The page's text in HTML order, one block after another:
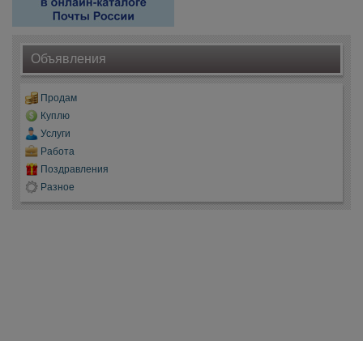
Объявления
Продам
Куплю
Услуги
Работа
Поздравления
Разное